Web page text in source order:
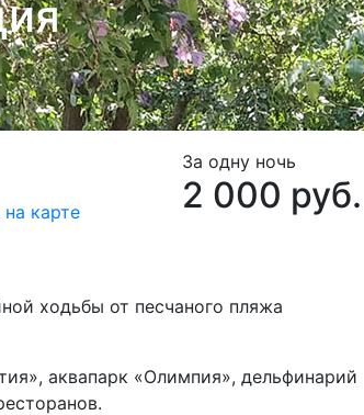
карте
За одну ночь
2 000 руб.
ходьбы от песчаного пляжа
аквапарк «Олимпия», дельфинарий